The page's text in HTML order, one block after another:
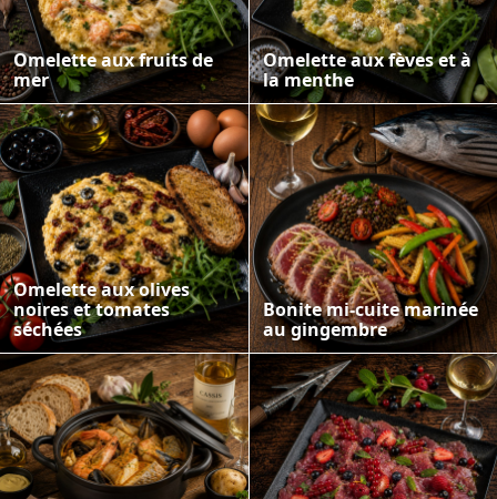
Omelette aux fruits de
mer
Omelette aux fèves et à
la menthe
Omelette aux olives
noires et tomates
séchées
Bonite mi-cuite marinée
au gingembre